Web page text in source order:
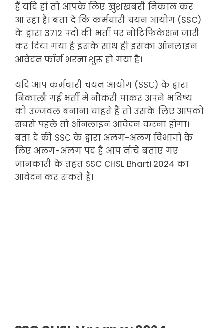
हैं यदि हां तो आपके लिए खुशखबरी निकाल कर
आ रहा है। बता दे कि कर्मचारी चयन आयोग (SSC)
के द्वारा 3712 पदों की भर्ती पर नोटिफिकेशन जारी
कर दिया गया है इसके साथ ही इसका ऑनलाइन
आवेदन फॉर्म भरना शुरू हो गया है।
यदि आप कर्मचारी चयन आयोग (SSC) के द्वारा
निकाली गई भर्ती में नौकरी पाकर अपने भविष्य
को उज्जवल बनाना चाहते हैं तो उसके लिए आपको
सबसे पहले तो ऑनलाइन आवेदन करना होगा।
बता दे की SSC के द्वारा अलग-अलग विभागों के
लिए अलग-अलग पद है आप नीचे बताए गए
जानकारी के तहत SSC CHSL Bharti 2024 का
आवेदन कर सकते हैं।